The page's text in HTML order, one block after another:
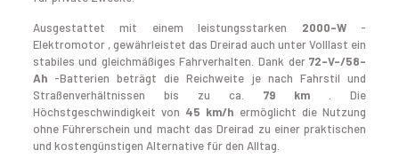
Ausgestattet mit einem leistungsstarken 2000-W-
Elektromotor , gewährleistet das Dreirad auch unter Volllast ein
stabiles und gleichmäßiges Fahrverhalten. Dank der72-V-/58-
Ah-Batterien beträgt die Reichweite je nach Fahrstil und
Straßenverhältnissen bis zu ca. 79 km. Die
Höchstgeschwindigkeit von 45 km/h ermöglicht die Nutzung
ohne Führerschein und macht das Dreirad zu einer praktischen
und kostengünstigen Alternative für den Alltag.